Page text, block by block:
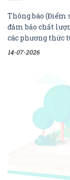
Thông báo (Điểm
đảm bảo chất
các phương thức
14-07-2026